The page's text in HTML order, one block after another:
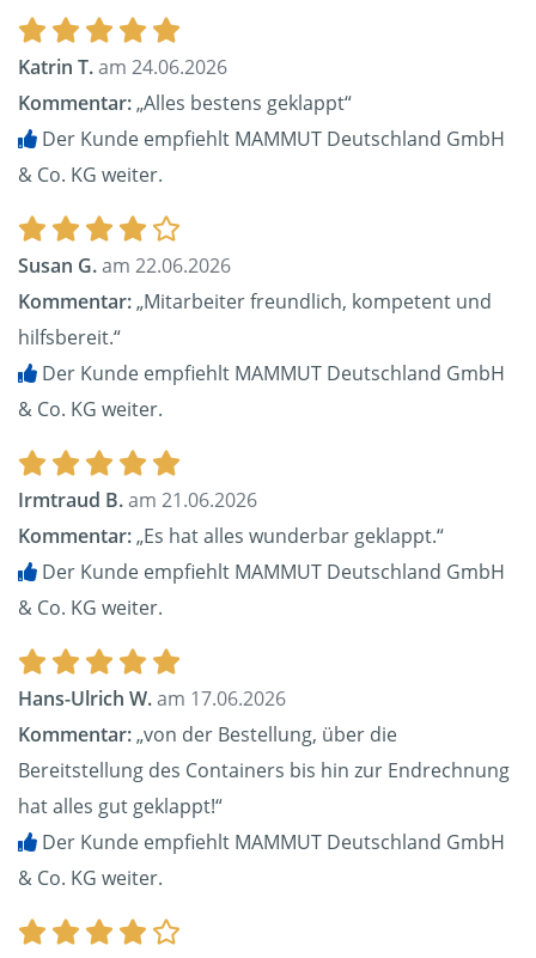
Katrin T.am 24.06.2026
Kommentar:„Alles bestens geklappt“
Der Kunde empfiehlt MAMMUT Deutschland GmbH
& Co. KG weiter.
Susan G.am 22.06.2026
Kommentar:„Mitarbeiter freundlich, kompetent und
hilfsbereit.“
Der Kunde empfiehlt MAMMUT Deutschland GmbH
& Co. KG weiter.
Irmtraud B.am 21.06.2026
Kommentar:„Es hat alles wunderbar geklappt.“
Der Kunde empfiehlt MAMMUT Deutschland GmbH
& Co. KG weiter.
Hans-Ulrich W.am 17.06.2026
Kommentar:„von der Bestellung, über die
Bereitstellung des Containers bis hin zur Endrechnung
hat alles gut geklappt!“
Der Kunde empfiehlt MAMMUT Deutschland GmbH
& Co. KG weiter.